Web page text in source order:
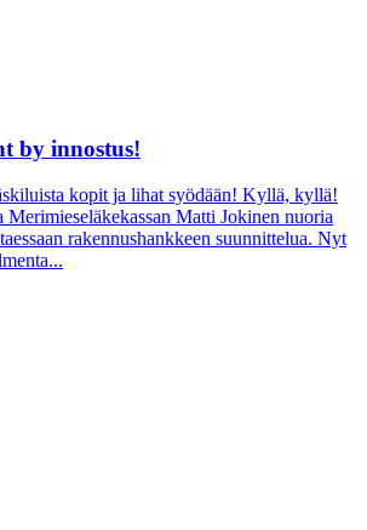
by innostus!
kopit ja lihat syödään! Kyllä, kyllä!
Merimieseläkekassan Matti Jokinen nuoria
rakennushankkeen suunnittelua. Nyt